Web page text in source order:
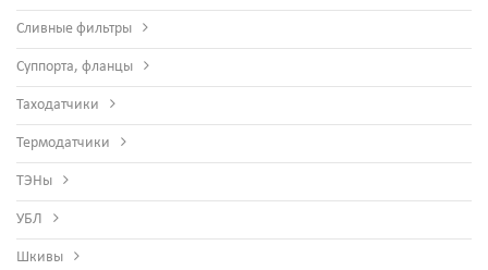
Сливные фильтры
Суппорта, фланцы
Таходатчики
Термодатчики
ТЭНы
УБЛ
Шкивы